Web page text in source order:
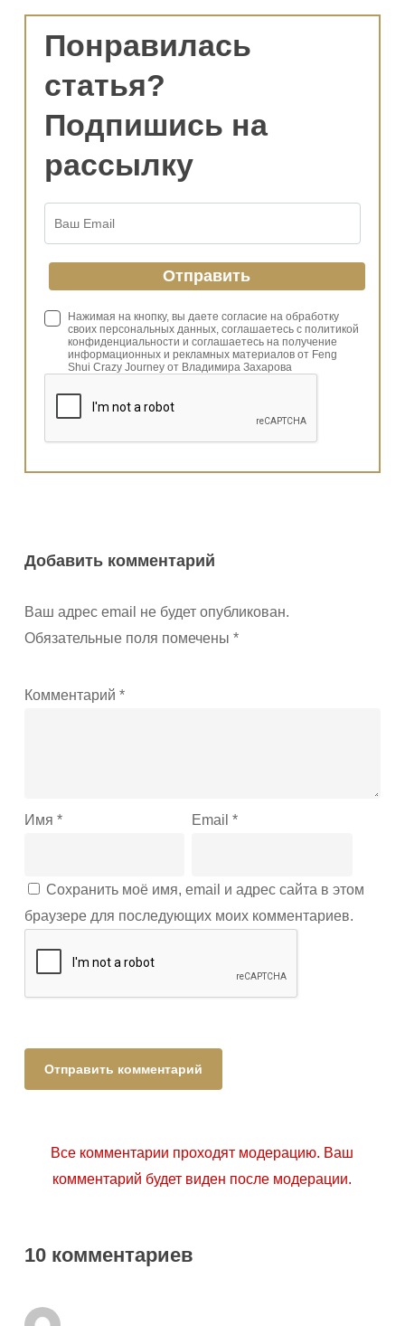
Понравилась
статья?
Подпишись на
рассылку
Нажимая на кнопку, вы даете согласие на обработку
своих персональных данных, соглашаетесь с политикой
конфиденциальности и соглашаетесь на получение
информационных и рекламных материалов от Feng
Shui Crazy Journey от Владимира Захарова
Добавить комментарий
Ваш адрес email не будет опубликован.
Обязательные поля помечены *
Комментарий *
Имя * Email*
Сохранить моё имя, email и адрес сайта в этом
браузере для последующих моих комментариев.
Все комментарии проходят модерацию. Ваш
комментарий будет виден после модерации.
10 комментариев